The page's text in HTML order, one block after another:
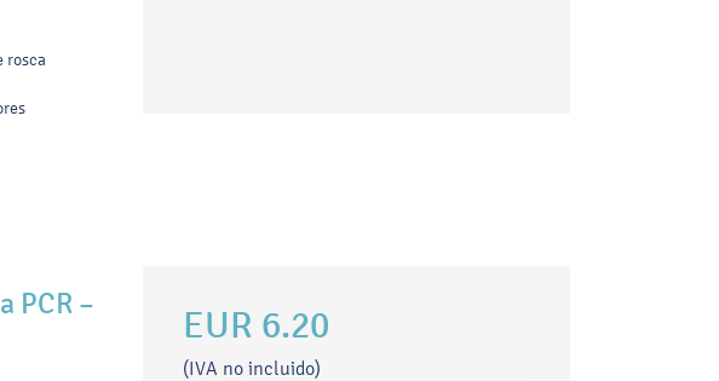
rosca
PCR –
EUR 6.20
(IVA no incluido)